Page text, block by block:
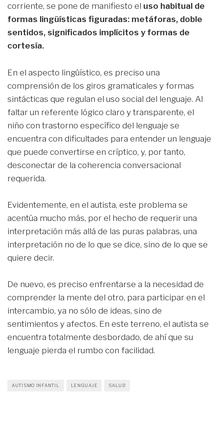
corriente, se pone de manifiesto el uso habitual de
formas lingüísticas figuradas: metáforas, doble
sentidos, significados implícitos y formas de
cortesía.
En el aspecto lingüístico, es preciso una
comprensión de los giros gramaticales y formas
sintácticas que regulan el uso social del lenguaje. Al
faltar un referente lógico claro y transparente, el
niño con trastorno específico del lenguaje se
encuentra con dificultades para entender un lenguaje
que puede convertirse en críptico, y, por tanto,
desconectar de la coherencia conversacional
requerida.
Evidentemente, en el autista, este problema se
acentúa mucho más, por el hecho de requerir una
interpretación más allá de las puras palabras, una
interpretación no de lo que se dice, sino de lo que se
quiere decir.
De nuevo, es preciso enfrentarse a la necesidad de
comprender la mente del otro, para participar en el
intercambio, ya no sólo de ideas, sino de
sentimientos y afectos. En este terreno, el autista se
encuentra totalmente desbordado, de ahí que su
lenguaje pierda el rumbo con facilidad.
AUTISMO INFANTIL LENGUAJE SALUD